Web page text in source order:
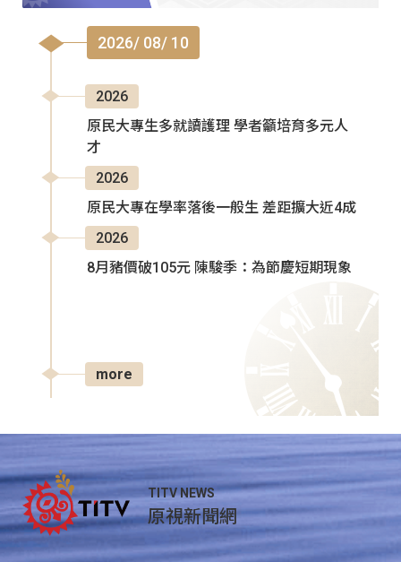
2026/ 08/ 10
2026
原民大專生多就讀護理 學者籲培育多元人
才
2026
原民大專在學率落後一般生 差距擴大近4成
2026
8月豬價破105元 陳駿季：為節慶短期現象
more
TITV NEWS
原視新聞網